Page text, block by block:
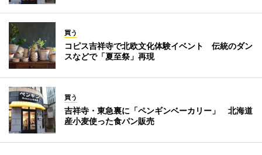
買う
コピス吉祥寺で北欧文化体験イベント 伝統のダン
スなどで「夏至祭」再現
買う
吉祥寺・東急裏に「ペンギンベーカリー」 北海道
産小麦使った食パン販売